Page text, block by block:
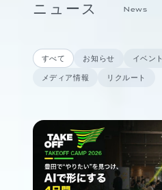
ニュース News
すべて お知らせ イベント
メディア情報 リクルート